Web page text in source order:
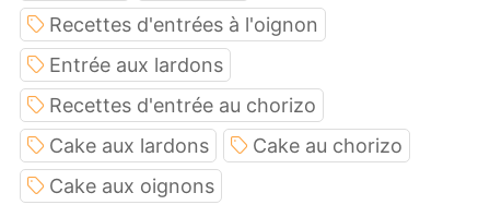
Recettes d'entrées à l'oignon
Entrée aux lardons
Recettes d'entrée au chorizo
Cake aux lardons
Cake au chorizo
Cake aux oignons